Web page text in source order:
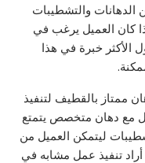
والتشطيبات
كان العميل يرغب في
الأكثر خبرة في هذا
ممتاز بالقطيف لتنفيذ
مع دهان متخصص يتمتع
ليتمكن العميل من
أراد تنفيذ عمل مشابه في